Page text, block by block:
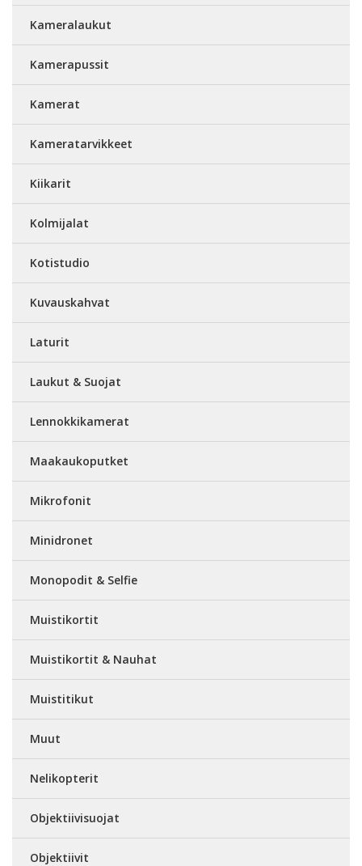
Kameralaukut
Kamerapussit
Kamerat
Kameratarvikkeet
Kiikarit
Kolmijalat
Kotistudio
Kuvauskahvat
Laturit
Laukut & Suojat
Lennokkikamerat
Maakaukoputket
Mikrofonit
Minidronet
Monopodit & Selfie
Muistikortit
Muistikortit & Nauhat
Muistitikut
Muut
Nelikopterit
Objektiivisuojat
Objektiivit